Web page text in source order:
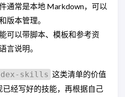
通常是本地 Markdown，可以
版本管理。
可以带脚本、模板和参考资
言说明。
skills 这类清单的价值
经写好的技能，再根据自己